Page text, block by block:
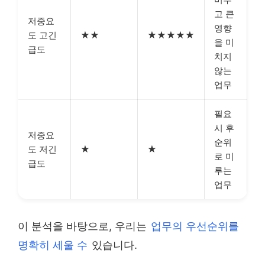
저중요
도 고긴
급도
★★ ★★★★★
고 큰
영향
을 미
치지
않는
업무
저중요
도 저긴
급도
★ ★
필요
시 후
순위
로 미
루는
업무
이 분석을 바탕으로, 우리는 업무의 우선순위를
명확히 세울 수 있습니다.